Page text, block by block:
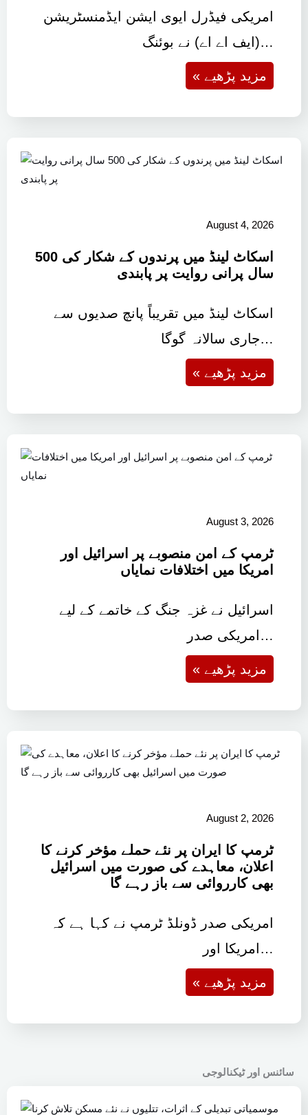
امریکی فیڈرل ایوی ایشن ایڈمنسٹریشن
(ایف اے اے) نے بوئنگ…
« مزید پڑھیے
August 4, 2026
اسکاٹ لینڈ میں پرندوں کے شکار کی 500
سال پرانی روایت پر پابندی
اسکاٹ لینڈ میں تقریباً پانچ صدیوں سے
جاری سالانہ گوگا…
« مزید پڑھیے
August 3, 2026
ٹرمپ کے امن منصوبے پر اسرائیل اور
امریکا میں اختلافات نمایاں
اسرائیل نے غزہ جنگ کے خاتمے کے لیے
امریکی صدر…
« مزید پڑھیے
August 2, 2026
ٹرمپ کا ایران پر نئے حملے مؤخر کرنے کا
اعلان، معاہدے کی صورت میں اسرائیل
بھی کارروائی سے باز رہے گا
امریکی صدر ڈونلڈ ٹرمپ نے کہا ہے کہ
امریکا اور…
« مزید پڑھیے
سائنس اور ٹیکنالوجی